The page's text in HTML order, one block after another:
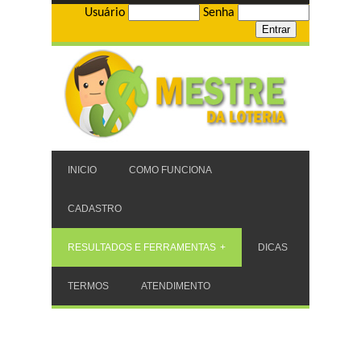
Usuário Senha
INICIO COMO FUNCIONA
CADASTRO
RESULTADOS E FERRAMENTAS DICAS
TERMOS ATENDIMENTO